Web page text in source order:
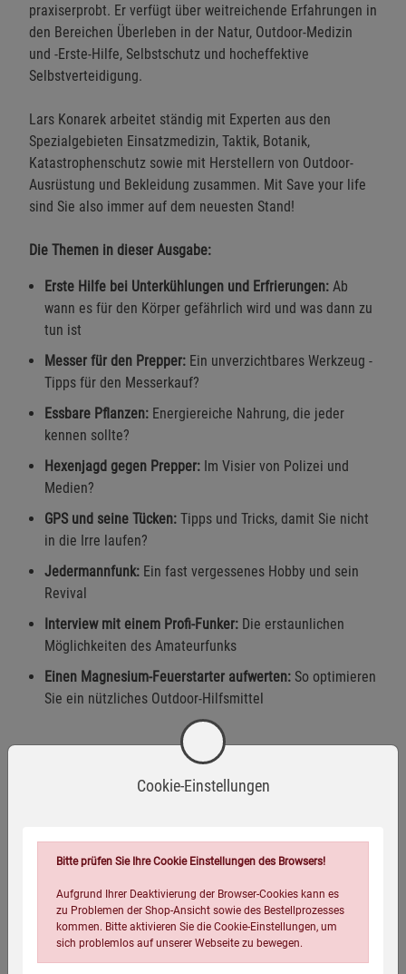
praxiserprobt. Er verfügt über weitreichende Erfahrungen in
den Bereichen Überleben in der Natur, Outdoor-Medizin
und -Erste-Hilfe, Selbstschutz und hocheffektive
Selbstverteidigung.
Lars Konarek arbeitet ständig mit Experten aus den
Spezialgebieten Einsatzmedizin, Taktik, Botanik,
Katastrophenschutz sowie mit Herstellern von Outdoor-
Ausrüstung und Bekleidung zusammen. Mit Save your life
sind Sie also immer auf dem neuesten Stand!
Die Themen in dieser Ausgabe:
Erste Hilfe bei Unterkühlungen und Erfrierungen: Ab
wann es für den Körper gefährlich wird und was dann zu
tun ist
Messer für den Prepper: Ein unverzichtbares Werkzeug -
Tipps für den Messerkauf?
Essbare Pflanzen: Energiereiche Nahrung, die jeder
kennen sollte?
Hexenjagd gegen Prepper: Im Visier von Polizei und
Medien?
GPS und seine Tücken: Tipps und Tricks, damit Sie nicht
in die Irre laufen?
Jedermannfunk: Ein fast vergessenes Hobby und sein
Revival
Interview mit einem Profi-Funker: Die erstaunlichen
Möglichkeiten des Amateurfunks
Einen Magnesium-Feuerstarter aufwerten: So optimieren
Sie ein nützliches Outdoor-Hilfsmittel
Verpackungsgewicht:
190 Gramm
Verpackungsmaße (LxBxH):
29,7 21
Cookie-Einstellungen
Bitte prüfen Sie Ihre Cookie Einstellungen des Browsers!
Aufgrund Ihrer Deaktivierung der Browser-Cookies kann es
zu Problemen der Shop-Ansicht sowie des Bestellprozesses
kommen. Bitte aktivieren Sie die Cookie-Einstellungen, um
sich problemlos auf unserer Webseite zu bewegen.